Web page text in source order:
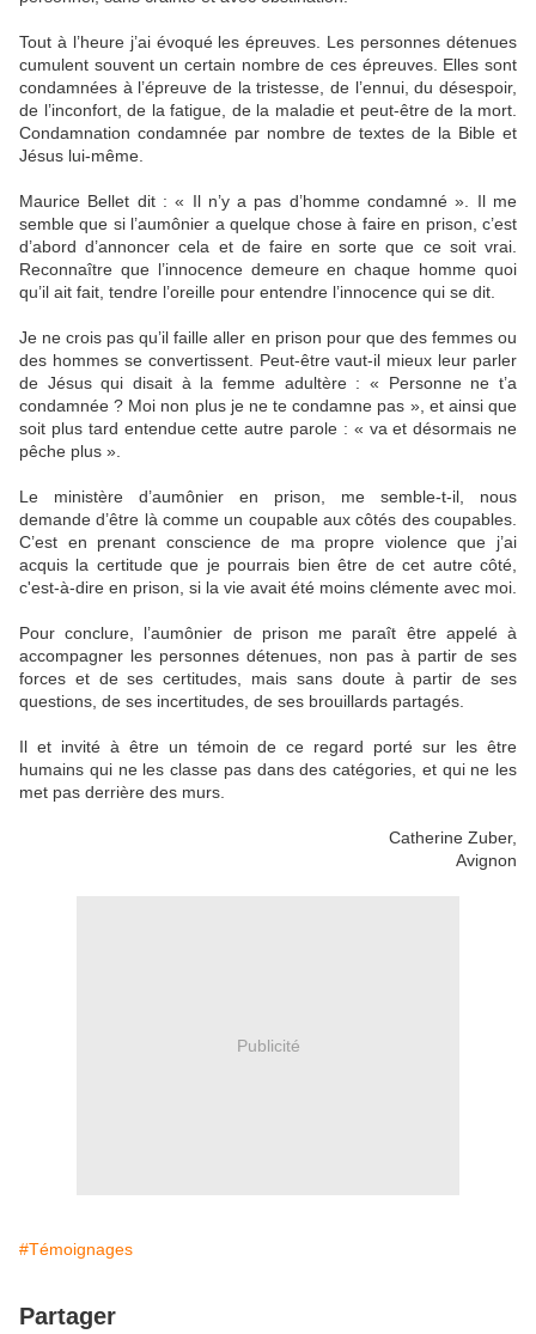
Tout à l’heure j’ai évoqué les épreuves. Les personnes détenues
cumulent souvent un certain nombre de ces épreuves. Elles sont
condamnées à l’épreuve de la tristesse, de l’ennui, du désespoir,
de l’inconfort, de la fatigue, de la maladie et peut-être de la mort.
Condamnation condamnée par nombre de textes de la Bible et
Jésus lui-même.
Maurice Bellet dit : « Il n’y a pas d’homme condamné ». Il me
semble que si l’aumônier a quelque chose à faire en prison, c’est
d’abord d’annoncer cela et de faire en sorte que ce soit vrai.
Reconnaître que l’innocence demeure en chaque homme quoi
qu’il ait fait, tendre l’oreille pour entendre l’innocence qui se dit.
Je ne crois pas qu’il faille aller en prison pour que des femmes ou
des hommes se convertissent. Peut-être vaut-il mieux leur parler
de Jésus qui disait à la femme adultère : « Personne ne t’a
condamnée ? Moi non plus je ne te condamne pas », et ainsi que
soit plus tard entendue cette autre parole : « va et désormais ne
pêche plus ».
Le ministère d’aumônier en prison, me semble-t-il, nous
demande d’être là comme un coupable aux côtés des coupables.
C’est en prenant conscience de ma propre violence que j’ai
acquis la certitude que je pourrais bien être de cet autre côté,
c'est-à-dire en prison, si la vie avait été moins clémente avec moi.
Pour conclure, l’aumônier de prison me paraît être appelé à
accompagner les personnes détenues, non pas à partir de ses
forces et de ses certitudes, mais sans doute à partir de ses
questions, de ses incertitudes, de ses brouillards partagés.
Il et invité à être un témoin de ce regard porté sur les être
humains qui ne les classe pas dans des catégories, et qui ne les
met pas derrière des murs.
Catherine Zuber,
Avignon
Publicité
#Témoignages
Partager